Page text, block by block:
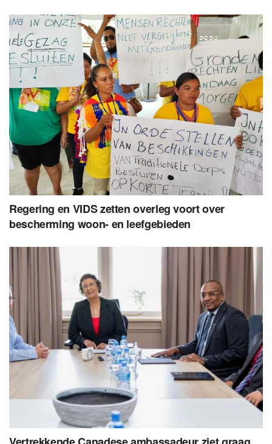
Regering en VIDS zetten overleg voort over
bescherming woon- en leefgebieden